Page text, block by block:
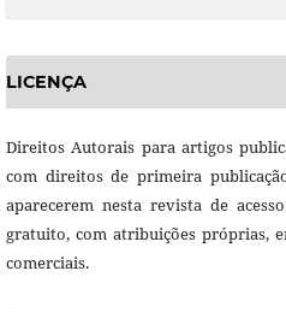
LICENÇA
Direitos Autorais para artigos
com direitos de primeira
aparecerem nesta revista de
gratuito, com atribuições próprias,
comerciais.